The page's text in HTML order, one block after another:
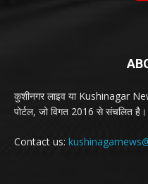
कुशीनगर लाइव या Kushinagar
पोर्टल, जो विगत 2016 से संचलित है।
Contact us: